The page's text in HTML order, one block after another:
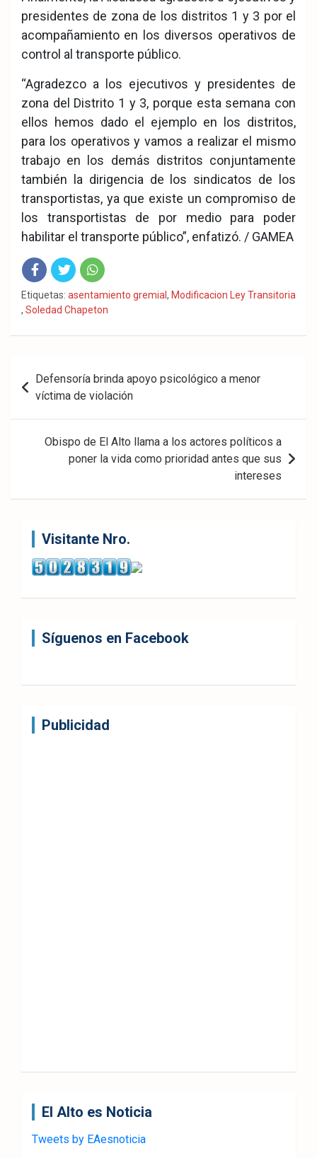
presidentes de zona de los distritos 1 y 3 por el
acompañamiento en los diversos operativos de
control al transporte público.
“Agradezco a los ejecutivos y presidentes de
zona del Distrito 1 y 3, porque esta semana con
ellos hemos dado el ejemplo en los distritos,
para los operativos y vamos a realizar el mismo
trabajo en los demás distritos conjuntamente
también la dirigencia de los sindicatos de los
transportistas, ya que existe un compromiso de
los transportistas de por medio para poder
habilitar el transporte público”, enfatizó. / GAMEA
Fac Twit Wha
tsA
Etiquetas: asentamiento gremial , Modificacion Ley Transitoria
, Soledad Chapeton
Navegación
de
entradas
Defensoría brinda apoyo psicológico a menor
víctima de violación
Obispo de El Alto llama a los actores políticos a
poner la vida como prioridad antes que sus
intereses
Visitante Nro.
Síguenos en Facebook
Publicidad
El Alto es Noticia
Tweets by EAesnoticia